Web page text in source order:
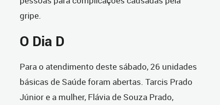
gripe.
O Dia D
Para o atendimento deste sábado, 26 unidades
básicas de Saúde foram abertas. Tarcis Prado
Júnior e a mulher, Flávia de Souza Prado,